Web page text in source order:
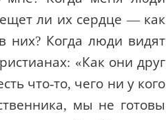
ли их сердце — как
них? Когда люди видят
«Как они друг
что-то, чего ни у кого
мы не готовы